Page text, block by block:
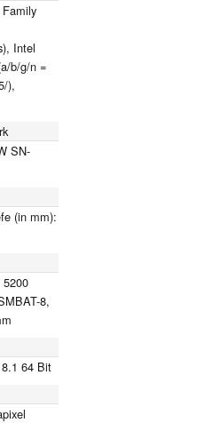
Intel
b/g/n =
),
SN-
(in mm):
8,
64 Bit